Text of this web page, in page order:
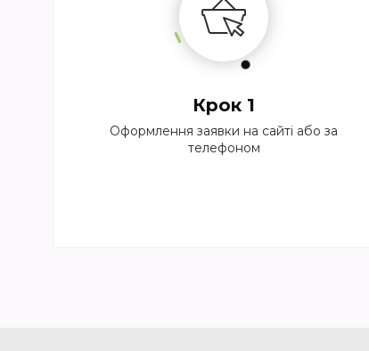
Крок 1
Оформлення заявки на сайті або за
телефоном